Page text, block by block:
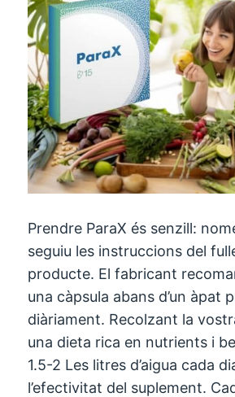
Prendre ParaX és senzill:
seguiu les instruccions del
producte. El fabricant
una càpsula abans d’un àpat
diàriament. Recolzant la
una dieta rica en nutrients i
1.5-2 Les litres d’aigua cada
l’efectivitat del suplement.